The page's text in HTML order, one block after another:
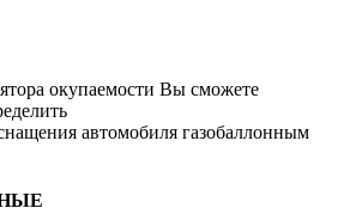
окупаемости Вы сможете
автомобиля газобаллонным